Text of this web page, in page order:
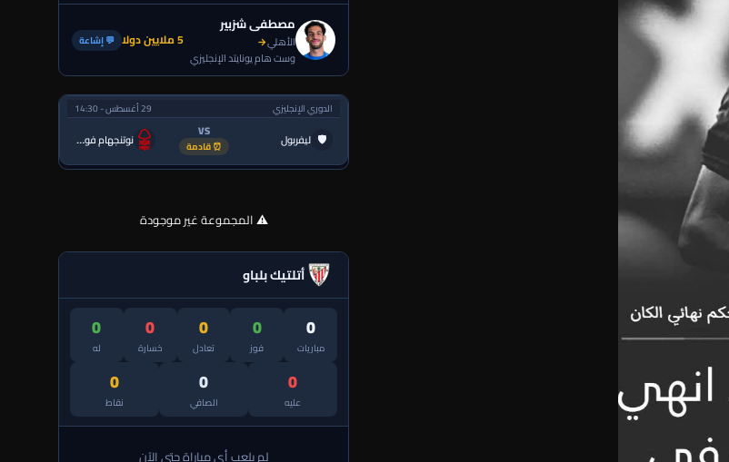
مصطفى شزبير
الأهلي→
وست هام يونايتد الإنجليزي
5 ملايين دولا 💬 إشاعة
الدوري الإنجليزي 29 أغسطس - 14:30
🛡 ليفربول VS
⏰ قادمة نوتنجهام فورست
⚠️ المجموعة غير موجودة
أتلتيك بلباو
0
مباريات
0
فوز
0
تعادل
0
خسارة
0
له
0
عليه
0
الصافي
0
نقاط
لم يلعب أي مباراة حتى الآن